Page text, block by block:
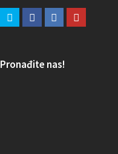
Pronađite nas!